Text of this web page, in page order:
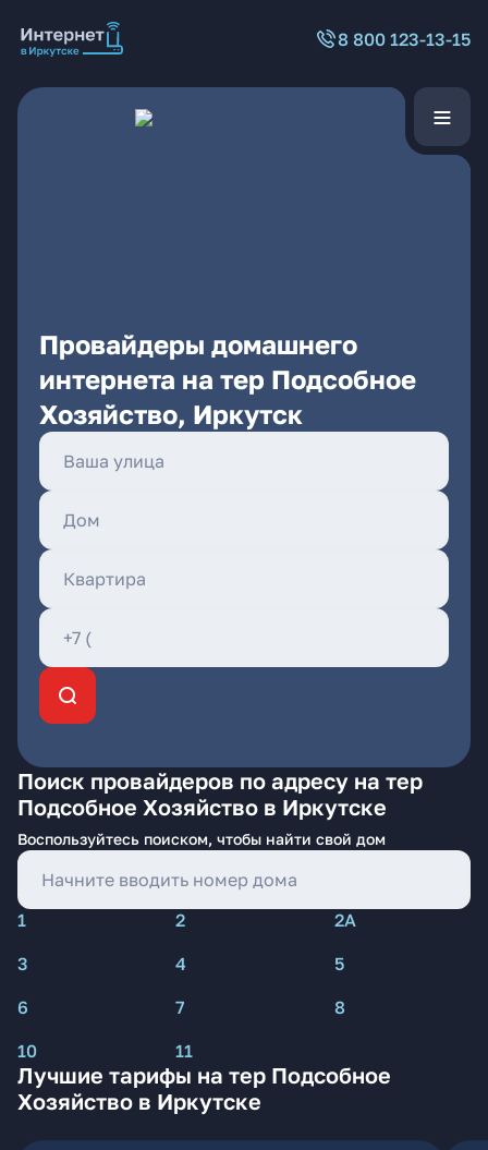
8 800 123-13-15
Провайдеры домашнего
интернета на тер Подсобное
Хозяйство, Иркутск
Поиск провайдеров по адресу на тер
Подсобное Хозяйство в Иркутске
Воспользуйтесь поиском, чтобы найти свой дом
1 2
2А
3
4
5
6
7
8
10
11
Лучшие тарифы на тер Подсобное
Хозяйство в Иркутске